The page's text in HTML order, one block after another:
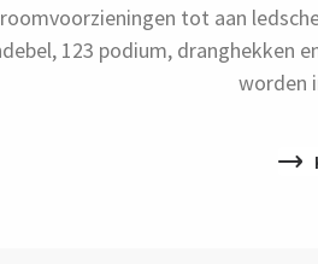
tot aan
123 podium, dranghekken
worden